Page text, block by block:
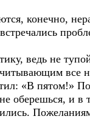
конечно,
ведь не
все
«В пятом!»
оберешься, и